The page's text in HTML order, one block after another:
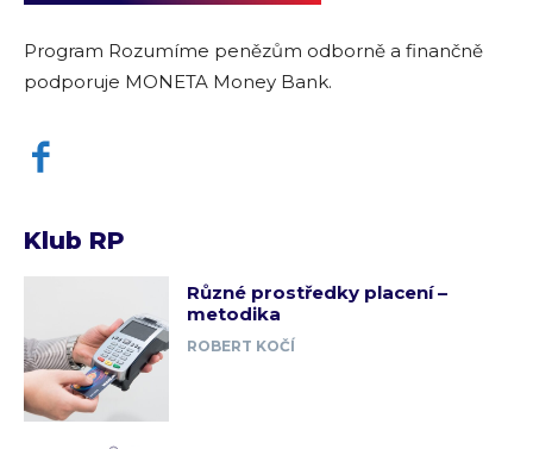
Program Rozumíme penězům odborně a finančně
podporuje MONETA Money Bank.
Klub RP
Různé prostředky placení –
metodika
ROBERT KOČÍ